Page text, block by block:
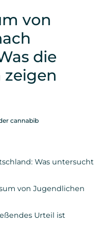
von
die
Was untersucht
von Jugendlichen
Urteil ist
cannabib